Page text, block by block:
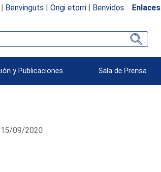
Benvinguts | Ongi etorri| Benvidos Enlaces
y Publicaciones Sala de Prensa
15/09/2020